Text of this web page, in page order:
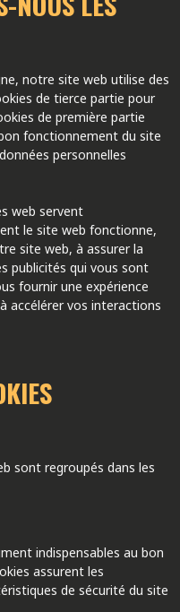
notre site web utilise des
de tierce partie pour
de première partie
fonctionnement du site
personnelles
web servent
le site web fonctionne,
site web, à assurer la
publicités qui vous sont
fournir une expérience
accélérer vos interactions
sont regroupés dans les
indispensables au bon
assurent les
de sécurité du site